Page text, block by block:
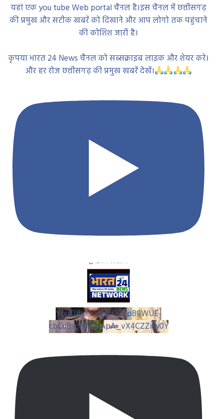
यहां एक you tube Web portal चैनल है।इस चैनल में छत्तीसगढ़
की प्रमुख और सटीक खबरें को दिखाने और आप लोगो तक पहुंचाने
की कोशिश जारी है।
कृपया भारत 24 News चैनल को सब्सक्राइब लाइक और शेयर करे।
और हर रोज छत्तीसगढ़ की प्रमुख खबरें देखें।
YouTube Video UC4pB9WUE-
cbCuBsnLW7pApA_vX4CZZiay0Y